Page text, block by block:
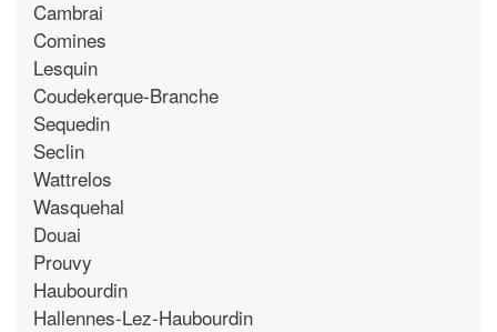
Cambrai
Comines
Lesquin
Coudekerque-Branche
Sequedin
Seclin
Wattrelos
Wasquehal
Douai
Prouvy
Haubourdin
Hallennes-Lez-Haubourdin